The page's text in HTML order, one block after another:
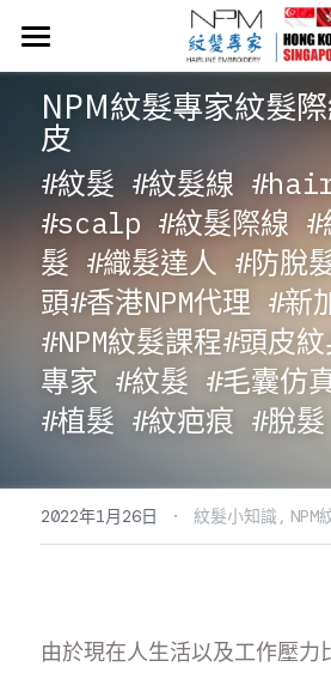
首頁
NPM紋髮價目表
關於NPM紋髮
紋髮小知識
​​Neo Hair Lotion 生髮水
常見問題
54919058
聯絡我們
NPM紋髮專家紋髮
皮
#紋髮 #紋髮線
#scalp #紋髮際線 #
髮 #織髮達人 #防脫
頭#香港NPM代理 #新
#NPM紋髮課程#頭皮
專家 #紋髮 #毛囊仿
#植髮 #紋疤痕 #脫髮
2022年1月26日 · 紋髮小知識, NPM
由於現在人生活以及工作壓力
商品分類
所有商品分類